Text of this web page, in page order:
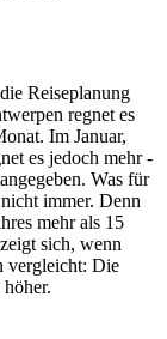
Reiseplanung
regnet es
Im Januar,
es jedoch mehr -
Was für
immer. Denn
mehr als 15
sich, wenn
vergleicht: Die